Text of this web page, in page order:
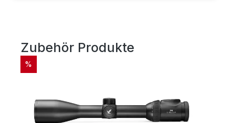
Produktgalerie überspringen
Zubehör Produkte
RABATT
%